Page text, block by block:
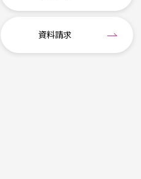
資料請求